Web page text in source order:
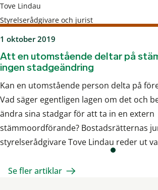
Tove Lindau
Styrelserådgivare och jurist
1 oktober 2019
Att en utomstående deltar på
ingen stadgeändring
Kan en utomstående person delta på
Vad säger egentligen lagen om det och
ändra sina stadgar för att ta in en extern
stämmoordförande? Bostadsrätternas
styrelserådgivare Tove Lindau reder ut
Se fler artiklar